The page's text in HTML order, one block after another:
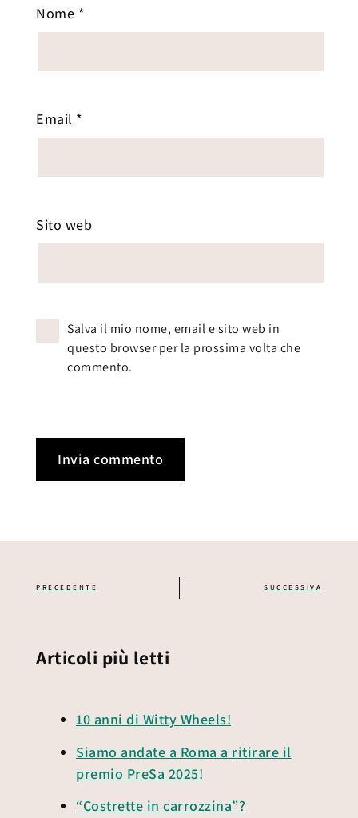
Nome *
Email *
Sito web
Salva il mio nome, email e sito web in
questo browser per la prossima volta che
commento.
PRECEDENTE SUCCESSIVA
Articoli più letti
10 anni di Witty Wheels!
Siamo andate a Roma a ritirare il
premio PreSa 2025!
“Costrette in carrozzina”?